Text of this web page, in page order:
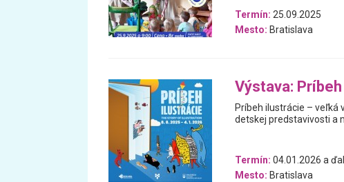
Termín: 25.09.2025
Mesto: Bratislava
Výstava:
Príbeh ilustrácie – veľká
detskej predstavivosti a
Termín: 04.01.2026 a
Mesto: Bratislava